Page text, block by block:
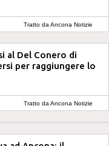
Tratto da Ancona Notizie
al Del Conero di
per raggiungere lo
Tratto da Ancona Notizie